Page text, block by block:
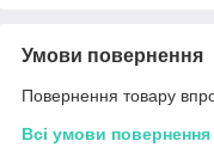
Умови повернення
Повернення товару
Всі умови повернення